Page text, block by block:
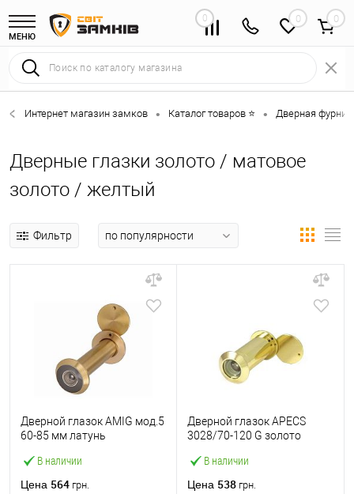
МЕНЮ
0 0
Интернет магазин замков • Каталог товаров ⭐ • Дверная
Дверные глазки золото / матовое
золото / желтый
Фильтр
В наличии
Дверной глазок AMIG мод.5
60-85 мм латунь
Цена 564 грн.
В наличии
Дверной глазок APECS
3028/70-120 G золото
Цена 538 грн.